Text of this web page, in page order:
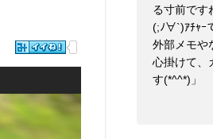
る寸前です
(;ﾉ∀`)ｱﾁｬｰ
外部メモや
心掛けて、
す(*^^*)」